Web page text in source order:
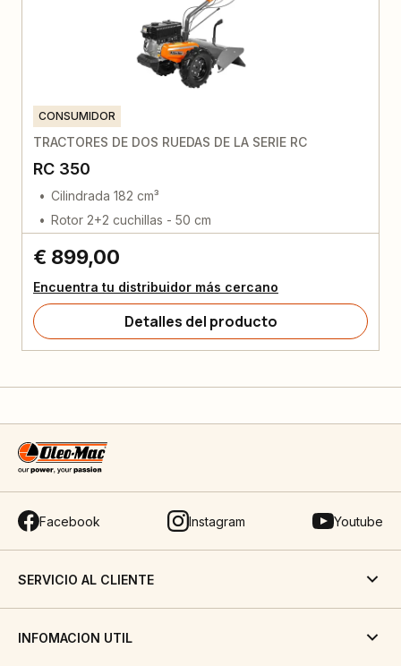
CONSUMIDOR
TRACTORES DE DOS RUEDAS DE LA SERIE RC
RC 350
Cilindrada 182 cm³
Rotor 2+2 cuchillas - 50 cm
€ 899,00
Encuentra tu distribuidor más cercano
Detalles del producto
Facebook Instagram Youtube
SERVICIO AL CLIENTE
INFOMACION UTIL